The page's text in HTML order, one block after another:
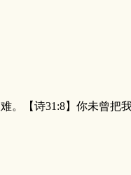
。【诗31:8】你未曾把